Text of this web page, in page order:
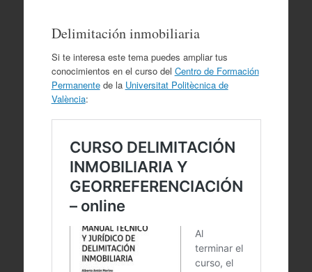
Delimitación inmobiliaria
Si te interesa este tema puedes ampliar tus
conocimientos en el curso del Centro de Formación
Permanentede la Universitat Politècnica de
València: